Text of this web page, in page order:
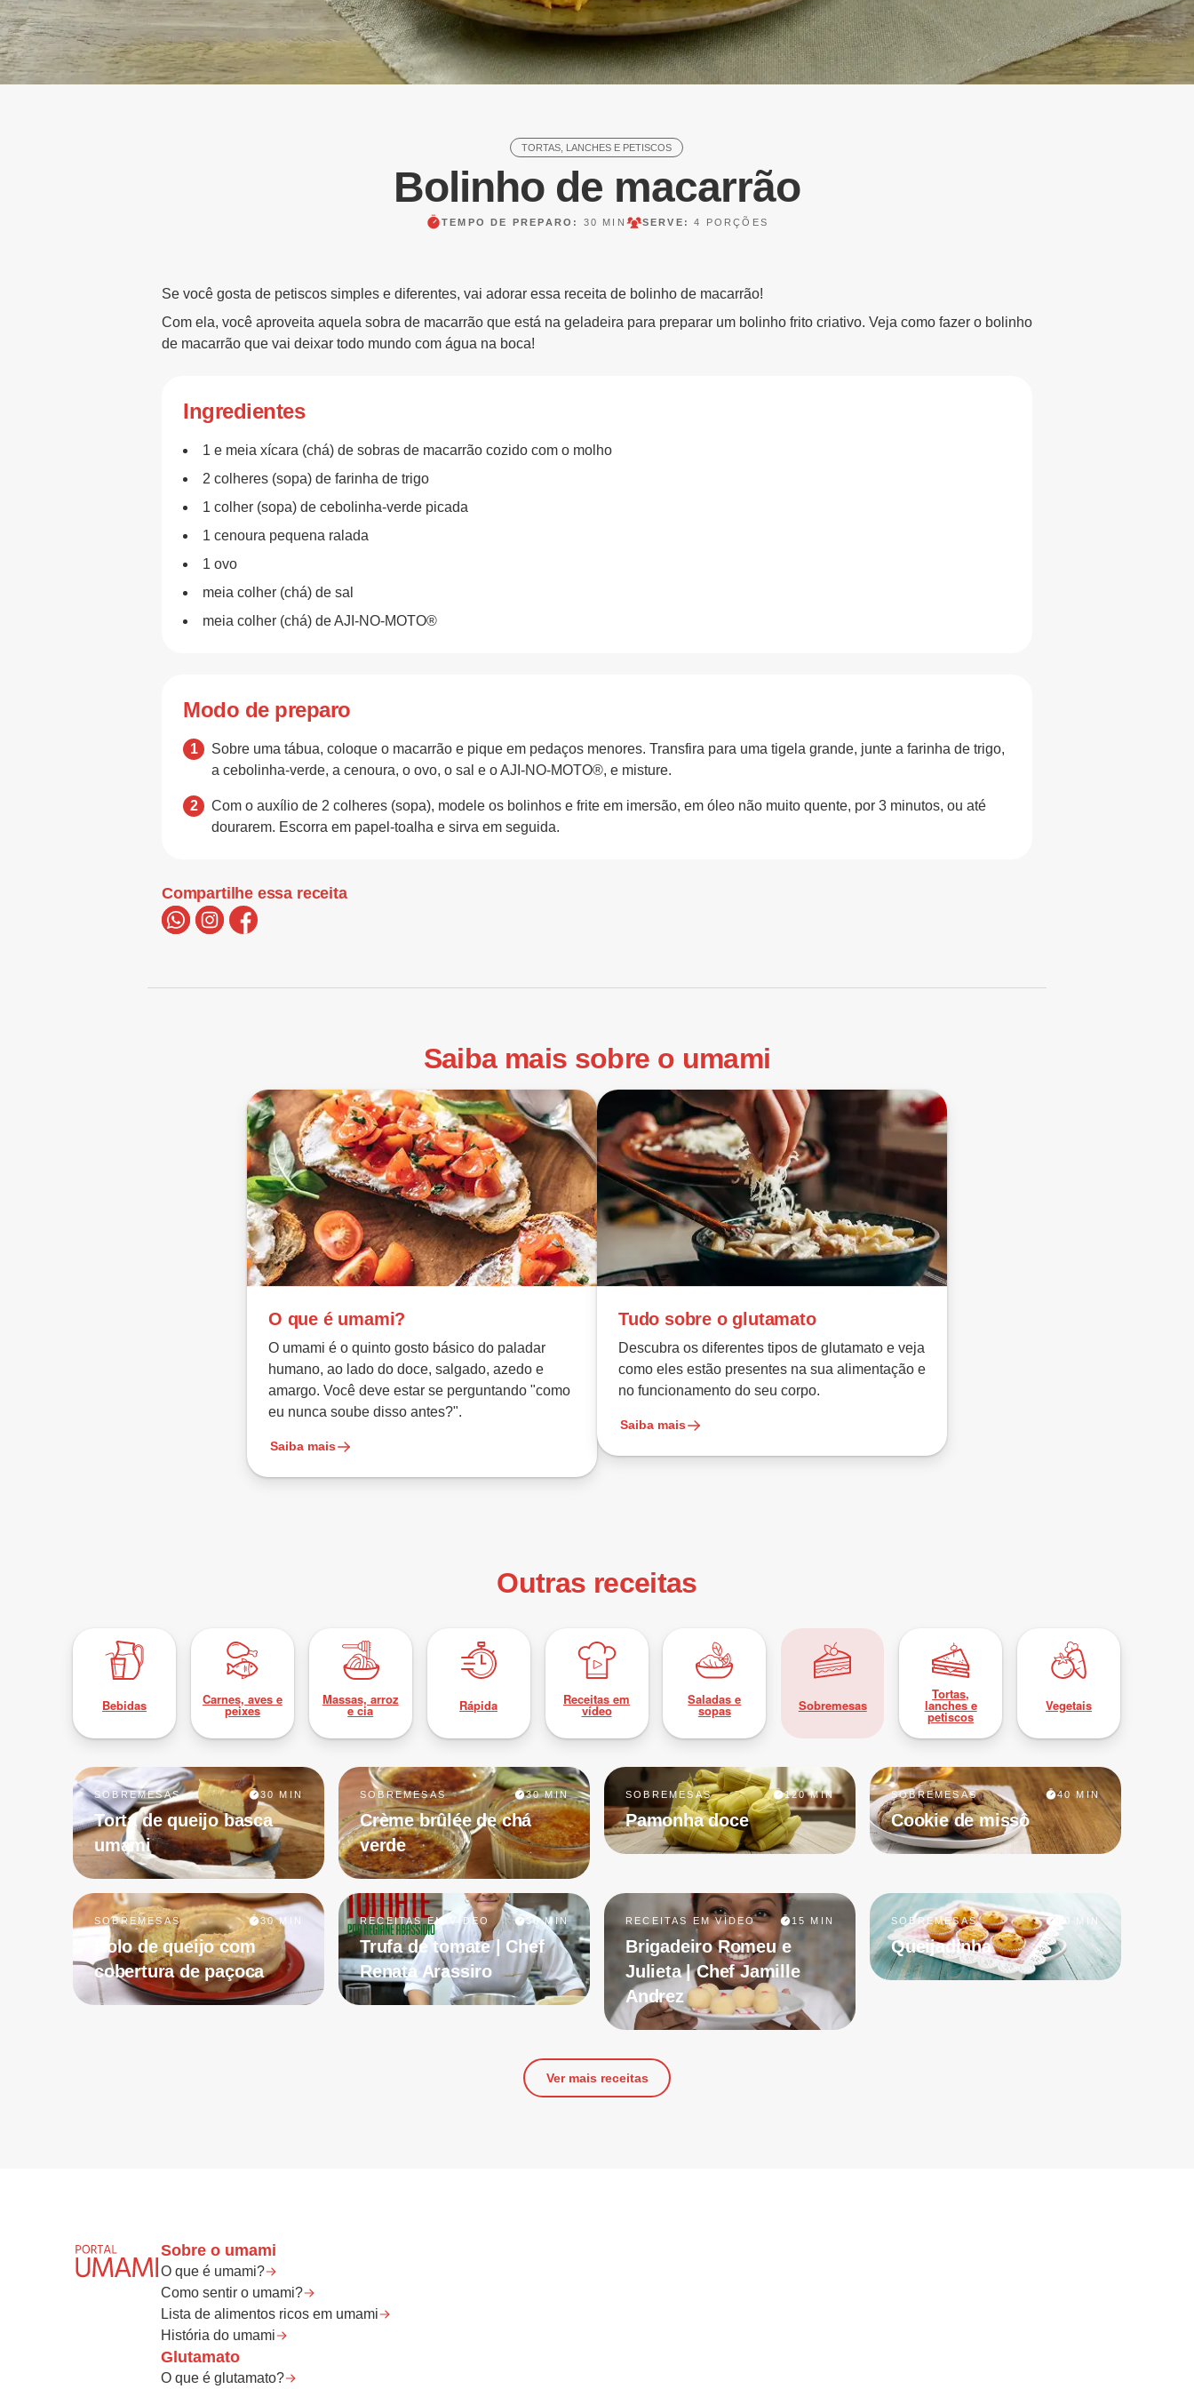
TORTAS, LANCHES E PETISCOS
Bolinho de macarrão
TEMPO DE PREPARO: 30 MIN SERVE:4 PORÇÕES
Se você gosta de petiscos simples e diferentes, vai adorar essa receita de bolinho de macarrão!
Com ela, você aproveita aquela sobra de macarrão que está na geladeira para preparar um bolinho frito criativo. Veja como fazer o bolinho
de macarrão que vai deixar todo mundo com água na boca!
Ingredientes
1 e meia xícara (chá) de sobras de macarrão cozido com o molho
2 colheres (sopa) de farinha de trigo
1 colher (sopa) de cebolinha-verde picada
1 cenoura pequena ralada
1 ovo
meia colher (chá) de sal
meia colher (chá) de AJI-NO-MOTO®
Modo de preparo
Sobre uma tábua, coloque o macarrão e pique em pedaços menores. Transfira para uma tigela grande, junte a farinha de trigo,
a cebolinha-verde, a cenoura, o ovo, o sal e o AJI-NO-MOTO®, e misture.
Com o auxílio de 2 colheres (sopa), modele os bolinhos e frite em imersão, em óleo não muito quente, por 3 minutos, ou até
dourarem. Escorra em papel-toalha e sirva em seguida.
Compartilhe essa receita
Saiba mais sobre o umami
O que é umami?
O umami é o quinto gosto básico do paladar
humano, ao lado do doce, salgado, azedo e
amargo. Você deve estar se perguntando "como
eu nunca soube disso antes?".
Saiba mais
Tudo sobre o glutamato
Descubra os diferentes tipos de glutamato e veja
como eles estão presentes na sua alimentação e
no funcionamento do seu corpo.
Saiba mais
Outras receitas
Bebidas Carnes, aves e
peixes
Massas, arroz
e cia Rápida Receitas em
vídeo
Saladas e
sopas Sobremesas
Tortas,
lanches e
petiscos
Vegetais
SOBREMESAS 30 MIN
Torta de queijo basca
umami
SOBREMESAS 30 MIN
Crème brûlée de chá
verde
SOBREMESAS 120 MIN
Pamonha doce
SOBREMESAS 40 MIN
Cookie de missô
SOBREMESAS 30 MIN
Bolo de queijo com
cobertura de paçoca
RECEITAS EM VÍDEO 30 MIN
Trufa de tomate | Chef
Renata Arassiro
RECEITAS EM VÍDEO 15 MIN
Brigadeiro Romeu e
Julieta | Chef Jamille
Andrez
SOBREMESAS 20 MIN
Queijadinha
Ver mais receitas
Sobre o umami
O que é umami?
Como sentir o umami?
Lista de alimentos ricos em umami
História do umami
Glutamato
O que é glutamato?